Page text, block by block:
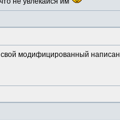
модифицированный